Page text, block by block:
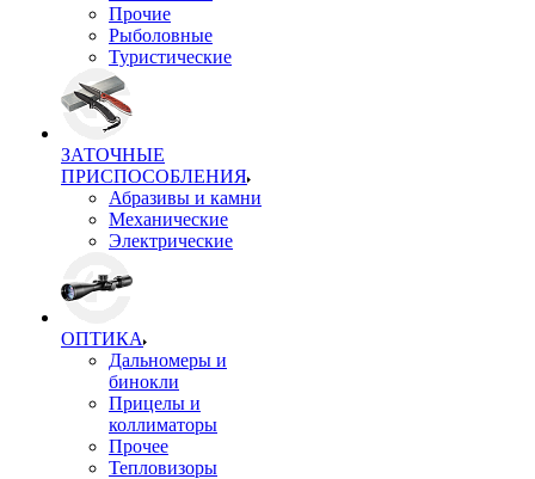
Прочие
Рыболовные
Туристические
ЗАТОЧНЫЕ
ПРИСПОСОБЛЕНИЯ
Абразивы и камни
Механические
Электрические
ОПТИКА
Дальномеры и
бинокли
Прицелы и
коллиматоры
Прочее
Тепловизоры